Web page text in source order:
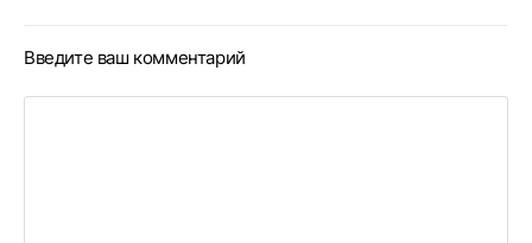
Введите ваш комментарий